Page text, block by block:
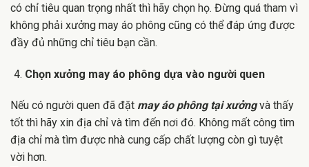
có chỉ tiêu quan trọng nhất thì hãy chọn họ. Đừng quá tham vì
không phải xưởng may áo phông cũng có thể đáp ứng được
đầy đủ những chỉ tiêu bạn cần.
Chọn xưởng may áo phông dựa vào người quen
Nếu có người quen đã đặt may áo phông tại xưởngvà thấy
tốt thì hãy xin địa chỉ và tìm đến nơi đó. Không mất công tìm
địa chỉ mà tìm được nhà cung cấp chất lượng còn gì tuyệt
vời hơn.